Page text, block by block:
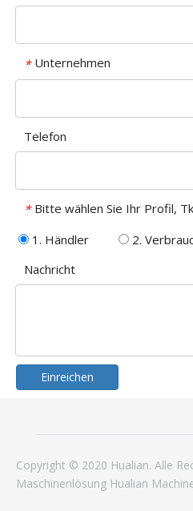
* Unternehmen
Telefon
* Bitte wählen Sie Ihr Profil,
1. Händler
2.
Nachricht
Einreichen
Copyright © 2020 Hualian. Alle
Maschinenlösung Hualian